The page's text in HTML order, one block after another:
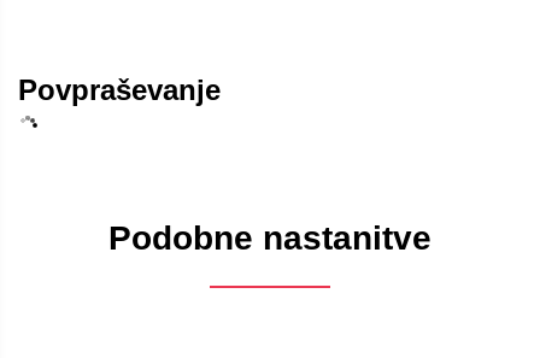
Povpraševanje
Podobne nastanitve